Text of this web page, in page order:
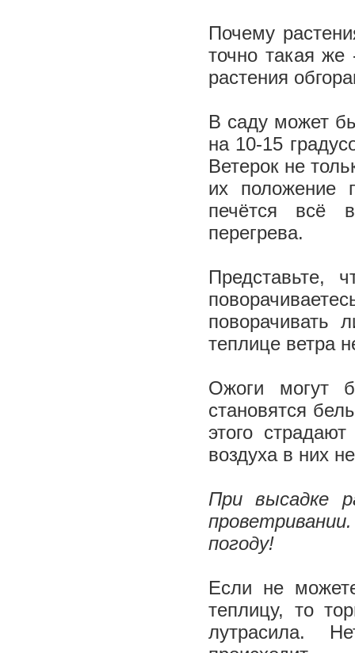
Почему
точно такая же
растения
В саду может
на 10-15
Ветерок не
их положение
печётся всё
перегрева.
Представьте,
поворачивать
теплице ветра
Ожоги могут
становятся
этого
воздуха в них
При высадке
погоду!
Если не
теплицу, то
лутрасила.